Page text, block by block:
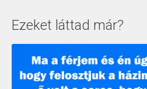
Ezeket láttad már?